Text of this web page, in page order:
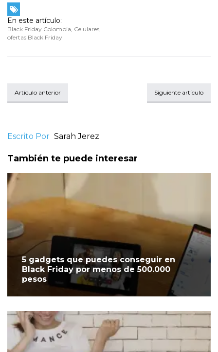
En este artículo:
Black Friday Colombia, Celulares,
ofertas Black Friday
Artículo anterior Siguiente artículo
Escrito Por Sarah Jerez
También te puede interesar
5 gadgets que puedes conseguir en
Black Friday por menos de 500.000
pesos